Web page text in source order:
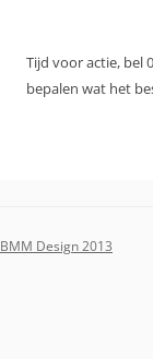
Tijd voor actie, bel
bepalen wat het
BMM Design 2013